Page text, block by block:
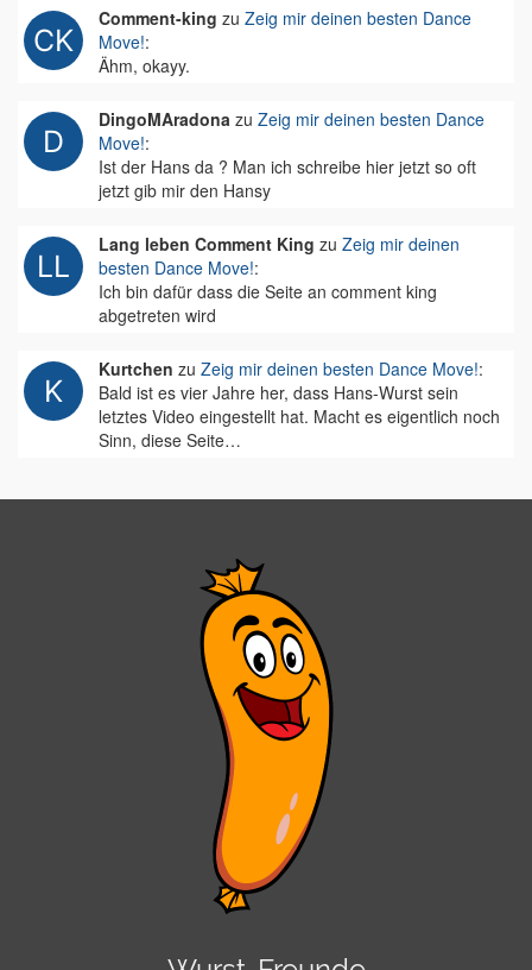
Comment-king zu Zeig mir deinen besten Dance
Move!:
Ähm, okayy.
DingoMAradona zu Zeig mir deinen besten Dance
Move!:
Ist der Hans da ? Man ich schreibe hier jetzt so oft
jetzt gib mir den Hansy
Lang leben Comment King zu Zeig mir deinen
besten Dance Move!:
Ich bin dafür dass die Seite an comment king
abgetreten wird
Kurtchen zu Zeig mir deinen besten Dance Move!:
Bald ist es vier Jahre her, dass Hans-Wurst sein
letztes Video eingestellt hat. Macht es eigentlich noch
Sinn, diese Seite…